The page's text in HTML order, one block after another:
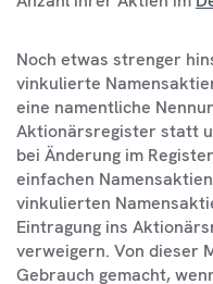
Noch etwas strenger
vinkulierte
eine namentliche
Aktionärsregister statt
bei Änderung im
einfachen
vinkulierten
Eintragung ins
verweigern. Von dieser
Gebrauch gemacht,